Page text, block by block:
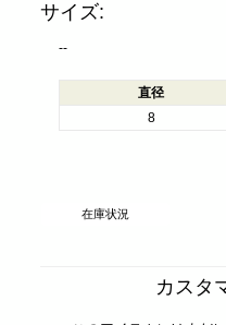
サイズ:
--
直径
8
在庫状況
カスタ